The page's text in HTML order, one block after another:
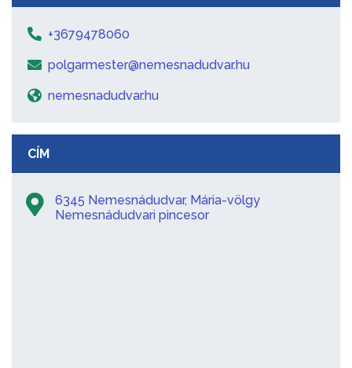
+3679478060
polgarmester@nemesnadudvar.hu
nemesnadudvar.hu
CÍM
6345 Nemesnádudvar, Mária-völgy
Nemesnádudvari pincesor